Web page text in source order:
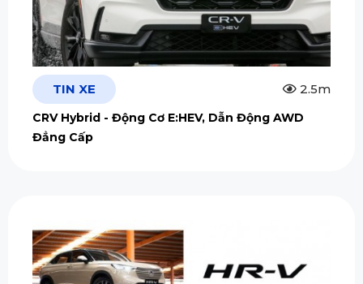
TIN XE 2.5m
CRV Hybrid - Động Cơ E:HEV, Dẫn Động AWD
Đẳng Cấp